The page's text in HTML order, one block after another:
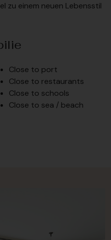
zu einem neuen Lebensstil
Close to port
Close to restaurants
Close to schools
Close to sea / beach